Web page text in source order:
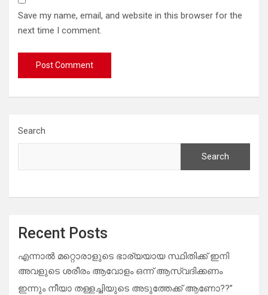
Save my name, email, and website in this browser for the
next time I comment.
Search
Search
Recent Posts
എന്നാൽ മറ്റൊരാളുടെ ഭാര്യയായ സ്ഥിതിക്ക് ഇനി
അവളുടെ ശരീരം ആവോളം ഒന്ന് ആസ്വദിക്കണം
ഇന്നും നീയാ തള്ളച്ചിയുടെ അടുത്തേക്ക് ആണോ??”